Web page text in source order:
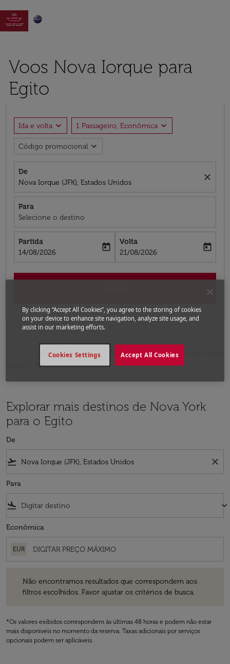

Voos Nova Iorque para
Egito
Ida e volta expand_more 1 Passageiro, Econômica expand_more
Código promocional expand_more
De
Nova Iorque (JFK), Estados Unidos
close
Para
Selecione o destino
Partida
fc-booking-departure-date-aria-label
14/08/2026
today
Volta
fc-booking-return-date-aria-label
21/08/2026
today
Página inicial Voos Voos para o Egito
Iorque - Egito
Explorar mais destinos de Nova York
para o Egito
De
flight_takeoff close
Para
flight_land keyboard_arrow_down
Econômica
EUR
Não encontramos resultados que correspondem aos
filtros escolhidos. Favor ajustar os critérios de busca.
*Os valores exibidos correspondem às últimas 48 horas e podem não estar
mais disponíveis no momento da reserva. Taxas adicionais por serviços
opcionais podem ser aplicáveis.
By clicking “Accept All Cookies”, you agree to the storing of cookies
on your device to enhance site navigation, analyze site usage, and
assist in our marketing efforts.
Accept All Cookies
Cookies Settings